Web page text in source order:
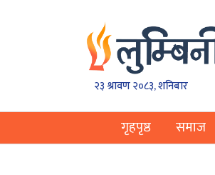
२३ श्रावण २०८३, शनिबार
गृहपृष्ठ समाज